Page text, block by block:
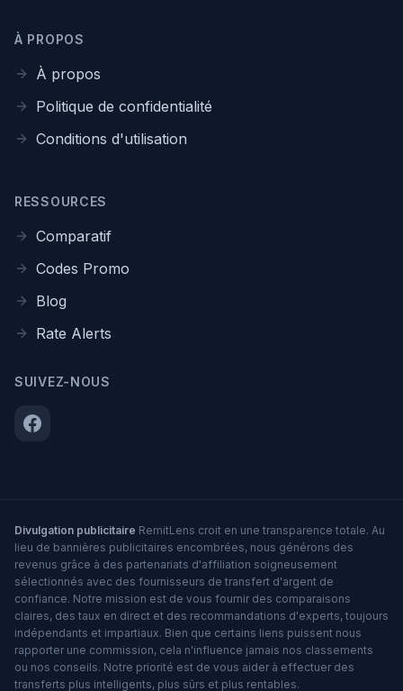
À PROPOS
À propos
Politique de confidentialité
Conditions d'utilisation
RESSOURCES
Comparatif
Codes Promo
Blog
Rate Alerts
SUIVEZ-NOUS
Divulgation publicitaire RemitLens croit en une transparence totale. Au
lieu de bannières publicitaires encombrées, nous générons des
revenus grâce à des partenariats d'affiliation soigneusement
sélectionnés avec des fournisseurs de transfert d'argent de
confiance. Notre mission est de vous fournir des comparaisons
claires, des taux en direct et des recommandations d'experts, toujours
indépendants et impartiaux. Bien que certains liens puissent nous
rapporter une commission, cela n'influence jamais nos classements
ou nos conseils. Notre priorité est de vous aider à effectuer des
transferts plus intelligents, plus sûrs et plus rentables.